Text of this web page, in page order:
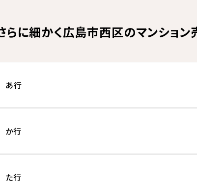
らに細かく広島市西区のマンション
あ行
か行
た行